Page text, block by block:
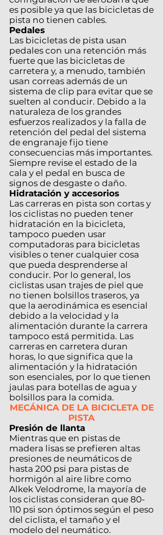
es posible ya que las bicicletas de
pista no tienen cables.
Pedales
Las bicicletas de pista usan
pedales con una retención más
fuerte que las bicicletas de
carretera y, a menudo, también
usan correas además de un
sistema de clip para evitar que se
suelten al conducir. Debido a la
naturaleza de los grandes
esfuerzos realizados y la falla de
retención del pedal del sistema
de engranaje fijo tiene
consecuencias más importantes.
Siempre revise el estado de la
cala y el pedal en busca de
signos de desgaste o daño.
Hidratación y accesorios
Las carreras en pista son cortas y
los ciclistas no pueden tener
hidratación en la bicicleta,
tampoco pueden usar
computadoras para bicicletas
visibles o tener cualquier cosa
que pueda desprenderse al
conducir. Por lo general, los
ciclistas usan trajes de piel que
no tienen bolsillos traseros, ya
que la aerodinámica es esencial
debido a la velocidad y la
alimentación durante la carrera
tampoco está permitida. Las
carreras en carretera duran
horas, lo que significa que la
alimentación y la hidratación
son esenciales, por lo que tienen
jaulas para botellas de agua y
bolsillos para la comida.
MECÁNICA DE LA BICICLETA DE
PISTA
Presión de llanta
Mientras que en pistas de
madera lisas se prefieren altas
presiones de neumáticos de
hasta 200 psi para pistas de
hormigón al aire libre como
Alkek Velodrome, la mayoría de
los ciclistas consideran que 80-
110 psi son óptimos según el peso
del ciclista, el tamaño y el
modelo del neumático.